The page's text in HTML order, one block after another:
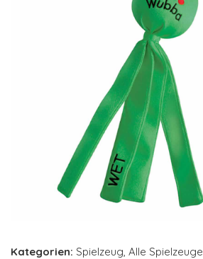
Kategorien: Spielzeug, Alle Spielzeuge